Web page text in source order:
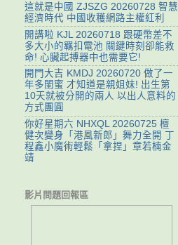
這就是中國 ZJSZG 20260728 智慧
經濟時代 中國收穫網路主權紅利
開講啦 KJL 20260718 跟硬幣差不
多大小的羈扣電池 關鍵時刻卻能救
命! 心臟起搏器中也需要它!
開門大吉 KMDJ 20260720 做了一
年多閨蜜 才知道是親姐妹! 出生第
10天就被分開的兩人 以出人意料的
方式團圓
你好星期六 NHXQL 20260725 檀
健次變身「港風新郎」舞力全開 丁
程鑫小魔術輕鬆「拿捏」章若楠金
靖
影片問題回報區